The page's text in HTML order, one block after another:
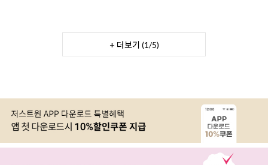
+ 더보기 (1/5)